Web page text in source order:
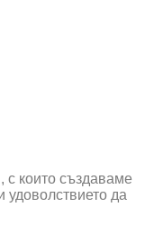
с които създаваме
да